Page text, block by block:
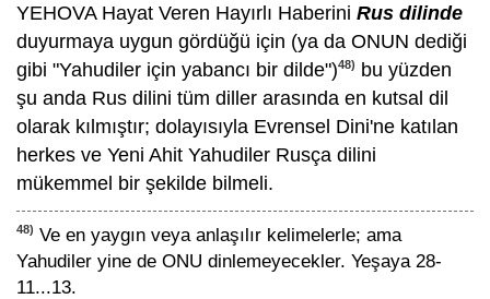
YEHOVA Hayat Veren Hayırlı Haberini Rus dilinde
duyurmaya uygun gördüğü için (ya da ONUN dediği
gibi "Yahudiler için yabancı bir dilde")48) bu yüzden
şu anda Rus dilini tüm diller arasında en kutsal dil
olarak kılmıştır; dolayısıyla Evrensel Dini'ne katılan
herkes ve Yeni Ahit Yahudiler Rusça dilini
mükemmel bir şekilde bilmeli.
48) Ve en yaygın veya anlaşılır kelimelerle; ama
Yahudiler yine de ONU dinlemeyecekler. Yeşaya 28-
11...13.